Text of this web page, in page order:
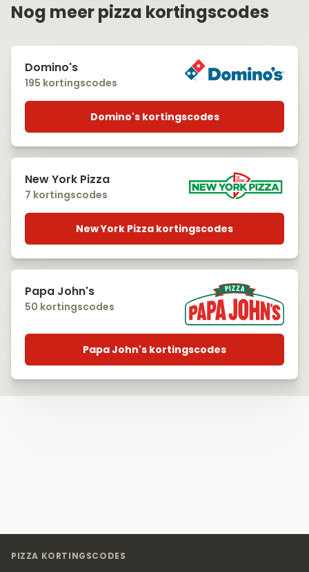
Nog meer pizza kortingscodes
Domino's
195 kortingscodes
Domino's kortingscodes
New York Pizza
7 kortingscodes
New York Pizza kortingscodes
Papa John's
50 kortingscodes
Papa John's kortingscodes
PIZZA KORTINGSCODES